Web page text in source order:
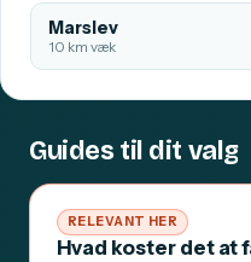
Marslev
10 km væk
Guides til dit valg
RELEVANT HER
Hvad koster det at